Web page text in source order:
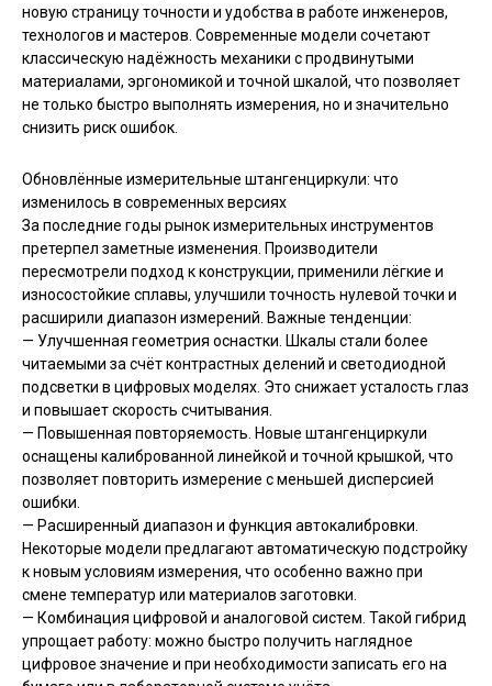
новую страницу точности и удобства в работе инженеров,
технологов и мастеров. Современные модели сочетают
классическую надёжность механики с продвинутыми
материалами, эргономикой и точной шкалой, что позволяет
не только быстро выполнять измерения, но и значительно
снизить риск ошибок.
Обновлённые измерительные штангенциркули: что
изменилось в современных версиях
За последние годы рынок измерительных инструментов
претерпел заметные изменения. Производители
пересмотрели подход к конструкции, применили лёгкие и
износостойкие сплавы, улучшили точность нулевой точки и
расширили диапазон измерений. Важные тенденции:
— Улучшенная геометрия оснастки. Шкалы стали более
читаемыми за счёт контрастных делений и светодиодной
подсветки в цифровых моделях. Это снижает усталость глаз
и повышает скорость считывания.
— Повышенная повторяемость. Новые штангенциркули
оснащены калиброванной линейкой и точной крышкой, что
позволяет повторить измерение с меньшей дисперсией
ошибки.
— Расширенный диапазон и функция автокалибровки.
Некоторые модели предлагают автоматическую подстройку
к новым условиям измерения, что особенно важно при
смене температур или материалов заготовки.
— Комбинация цифровой и аналоговой систем. Такой гибрид
упрощает работу: можно быстро получить наглядное
цифровое значение и при необходимости записать его на